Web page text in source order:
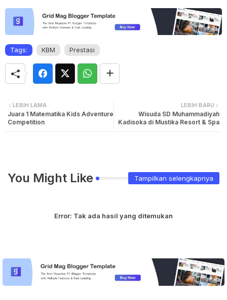
Tags: KBM Prestasi
LEBIH BARU
Wisuda SD Muhammadiyah
Kadisoka di Mustika Resort & Spa
LEBIH LAMA
Juara 1 Matematika Kids Adventure
Competition
You Might Like Tampilkan selengkapnya
Error: Tak ada hasil yang ditemukan